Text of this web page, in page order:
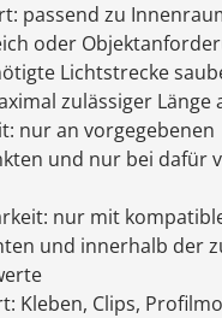
passend zu
oder
Lichtstrecke
zulässiger Länge
nur an vorgegebenen
und nur bei dafür
nur mit
und innerhalb der
Kleben, Clips,